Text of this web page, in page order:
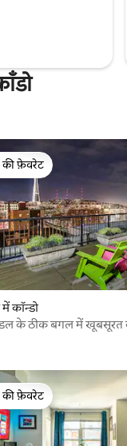
समीक्षाएँ
की फ़ेवरेट
की फ़ेवरेट
कॉन्डो
के ठीक बगल में खूबसूरत
की फ़ेवरेट
की फ़ेवरेट